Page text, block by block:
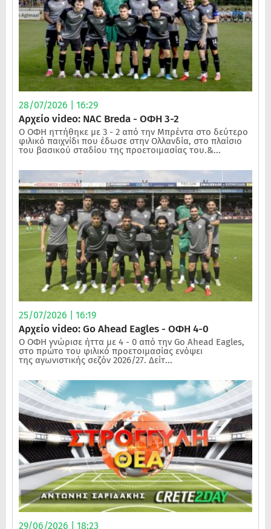
28/07/2026 | 16:29
Αρχείο video: NAC Breda - ΟΦΗ 3-2
Ο ΟΦΗ ηττήθηκε με 3 - 2 από την Μπρέντα στο δεύτερο
φιλικό παιχνίδι που έδωσε στην Ολλανδία, στο πλαίσιο
του βασικού σταδίου της προετοιμασίας του.&...
25/07/2026 | 16:19
Αρχείο video: Go Ahead Eagles - ΟΦΗ 4-0
Ο ΟΦΗ γνώρισε ήττα με 4 - 0 από την Go Ahead Eagles,
στο πρώτο του φιλικό προετοιμασίας ενόψει
της αγωνιστικής σεζόν 2026/27. Δείτ...
29/06/2026 | 18:23